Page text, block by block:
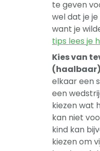
te geven
wel dat je
want je
tips lees je
Kies van
elkaar een
een
kiezen wat
kan niet
kind kan
kiezen om